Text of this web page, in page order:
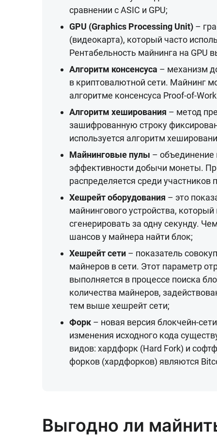
сравнении с ASIC и GPU;
GPU (Graphics Processing Unit) –
(видеокарта), который часто
Рентабельность майнинга на GPU
Алгоритм консенсуса – механизм
в криптовалютной сети. Майнинг
алгоритме консенсуса Proof-of-
Алгоритм хеширования – метод
зашифрованную строку
используется алгоритм
Майнинговые пулы –
эффективности добычи монеты.
распределяется среди
Хешрейт оборудования – это
майнингового устройства,
сгенерировать за одну секунду.
шансов у майнера найти блок;
Хешрейт сети – показатель
майнеров в сети. Этот параметр
выполняется в процессе поиска
количества майнеров,
тем выше хешрейт сети;
Форк – новая версия блокчейн-
изменения исходного кода
видов: хардфорк (Hard Fork) и
форков (хардфорков) являются
Выгодно ли